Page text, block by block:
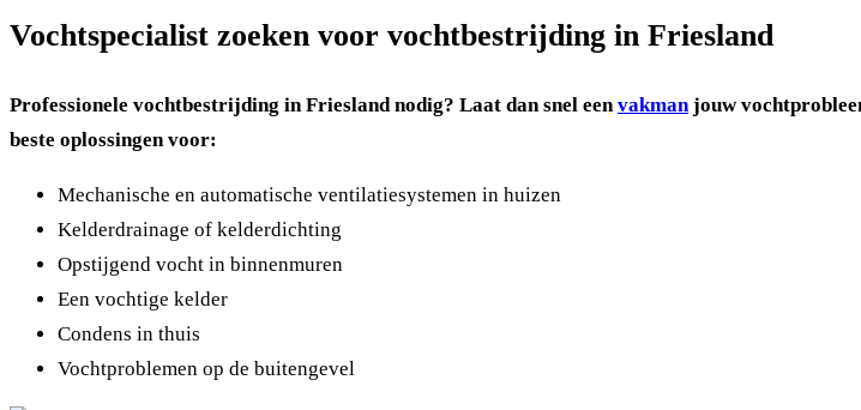
Vochtspecialist zoeken voor vochtbestrijding in Friesland
Professionele vochtbestrijding in Friesland nodig? Laat dan snel eenvakman jouw
beste oplossingen voor:
Mechanische en automatische ventilatiesystemen in huizen
Kelderdrainage of kelderdichting
Opstijgend vocht in binnenmuren
Een vochtige kelder
Condens in thuis
Vochtproblemen op de buitengevel